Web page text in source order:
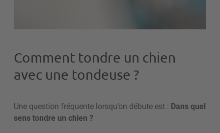
Comment tondre un chien
avec une tondeuse ?
Une question fréquente lorsqu’on débute est : Dans quel
sens tondre un chien ?